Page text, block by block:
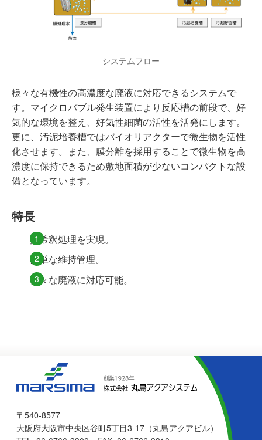
システムフロー
様々な有機性の高濃度な廃液に対応できるシステムで
す。マイクロバブル発生装置により反応槽の前段で、好
気的な環境を整え、好気性細菌の活性を活発にします。
更に、汚泥培養槽ではバイオリアクターで微生物を活性
化させます。また、膜分離を採用することで微生物を高
濃度に保持できるため敷地面積が少ないコンパクトな設
備となっています。
特長
無希釈処理を実現。
簡単な維持管理。
様々な廃液に対応可能。
〒540-8577
大阪府大阪市中央区谷町5丁目3-17（丸島アクアビル）